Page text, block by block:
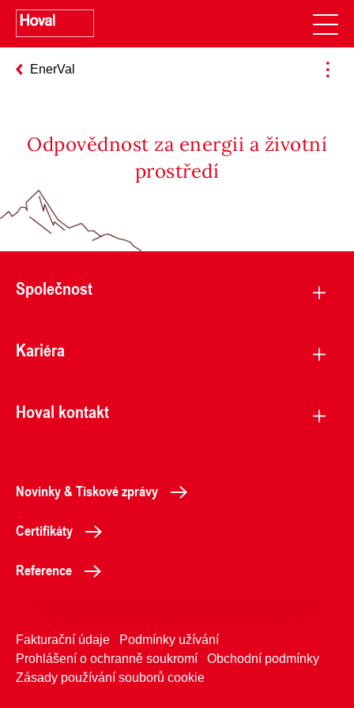
EnerVal
Odpovědnost za energii a životní
prostředí
Společnost
Kariéra
Hoval kontakt
Novinky & Tiskové zprávy
Certifikáty
Reference
Fakturační údaje
Podmínky užívání
Prohlášení o ochranně soukromí
Obchodní podmínky
Zásady používání souborů cookie